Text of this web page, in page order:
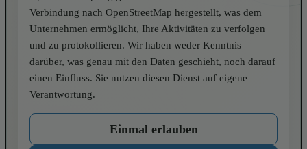
Verbindung nach OpenStreetMap hergestellt, was dem
Unternehmen ermöglicht, Ihre Aktivitäten zu verfolgen
und zu protokollieren. Wir haben weder Kenntnis
darüber, was genau mit den Daten geschieht, noch darauf
einen Einfluss. Sie nutzen diesen Dienst auf eigene
Verantwortung.
Einmal erlauben